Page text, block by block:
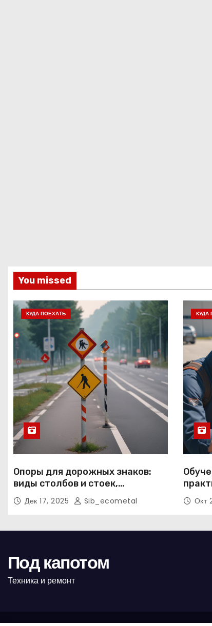
You missed
КУДА ПОЕХАТЬ
Опоры для дорожных знаков:
виды столбов и стоек,
материалы и нормативные
требования
Дек 17, 2025 Sib_ecometal
КУДА
Окт
Под капотом
Техника и ремонт